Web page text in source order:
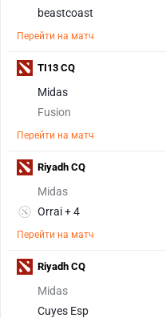
beastcoast
Перейти на матч
Midas
Fusion
Перейти на матч
TI13 CQ
Midas
Orrai + 4
Перейти на матч
Riyadh CQ
Midas
Cuyes Esp
Riyadh CQ